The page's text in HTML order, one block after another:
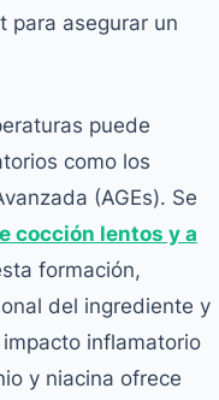
para asegurar un
puede
como los
(AGEs). Se
cocción lentos y a
formación,
del ingrediente y
inflamatorio
y niacina ofrece